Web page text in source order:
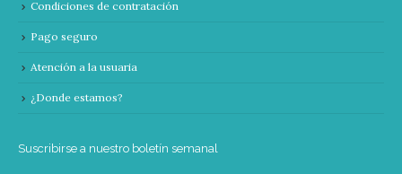
Condiciones de contratación
Pago seguro
Atención a la usuaria
¿Donde estamos?
Suscribirse a nuestro boletín semanal